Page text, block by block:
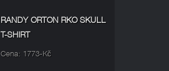
RANDY ORTON RKO SKULL
T-SHIRT
Cena: 1773-Kč